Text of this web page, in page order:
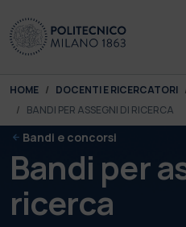
You are here:
HOME DOCENTI E RICERCATORI
BANDI PER ASSEGNI DI RICERCA
Bandi e concorsi
Bandi per
ricerca